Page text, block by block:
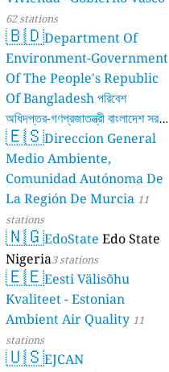
62 stations
🇧🇩Department Of
Environment-Government
Of The People's Republic
Of Bangladesh পরিবেশ
অধিদপ্তর-গণপ্রজাতন্ত্রী বাংলাদেশ সরকার
17 stations
🇪🇸Direccion General
Medio Ambiente,
Comunidad Autónoma De
La Región De Murcia 11
stations
🇳🇬EdoState Edo State
Nigeria3 stations
🇪🇪Eesti Välisõhu
Kvaliteet - Estonian
Ambient Air Quality 11
stations
🇺🇸EJCAN